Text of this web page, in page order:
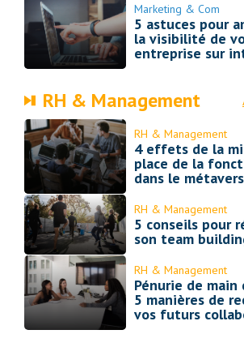
Marketing & Com
5 astuces pour
la visibilité de
entreprise sur
RH & Management
RH & Management
4 effets de la
place de la
dans le métavers
RH & Management
5 conseils pour
son team
RH & Management
Pénurie de main
5 manières de
vos futurs